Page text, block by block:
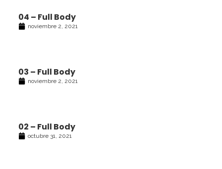
04 – Full Body
noviembre 2, 2021
03 – Full Body
noviembre 2, 2021
02 – Full Body
octubre 31, 2021